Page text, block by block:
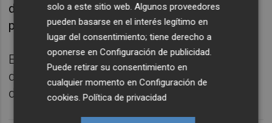
deseando que lleguen las próximas citas y
poder correr en España”
El Circuito de Jerez acogerá la tercera cita
del campeonato los próximas días 12 y 13
de febrero.
solo a este sitio web. Algunos proveedores
pueden basarse en el interés legítimo en
lugar del consentimiento; tiene derecho a
oponerse enConfiguración de publicidad.
Puede retirar su consentimiento en
cualquier momento enConfiguración de
cookies.Política de privacidad